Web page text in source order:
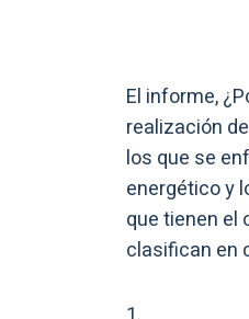
El informe,
realización
los que se
energético y
que tienen el
clasifican en